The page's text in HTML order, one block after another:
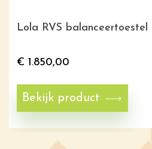
Lola RVS balanceertoestel
€ 1.850,00
Bekijk product